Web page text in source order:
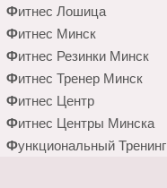
Фитнес Лошица
Фитнес Минск
Фитнес Резинки Минск
Фитнес Тренер Минск
Фитнес Центр
Фитнес Центры Минска
Функциональный Тренинг